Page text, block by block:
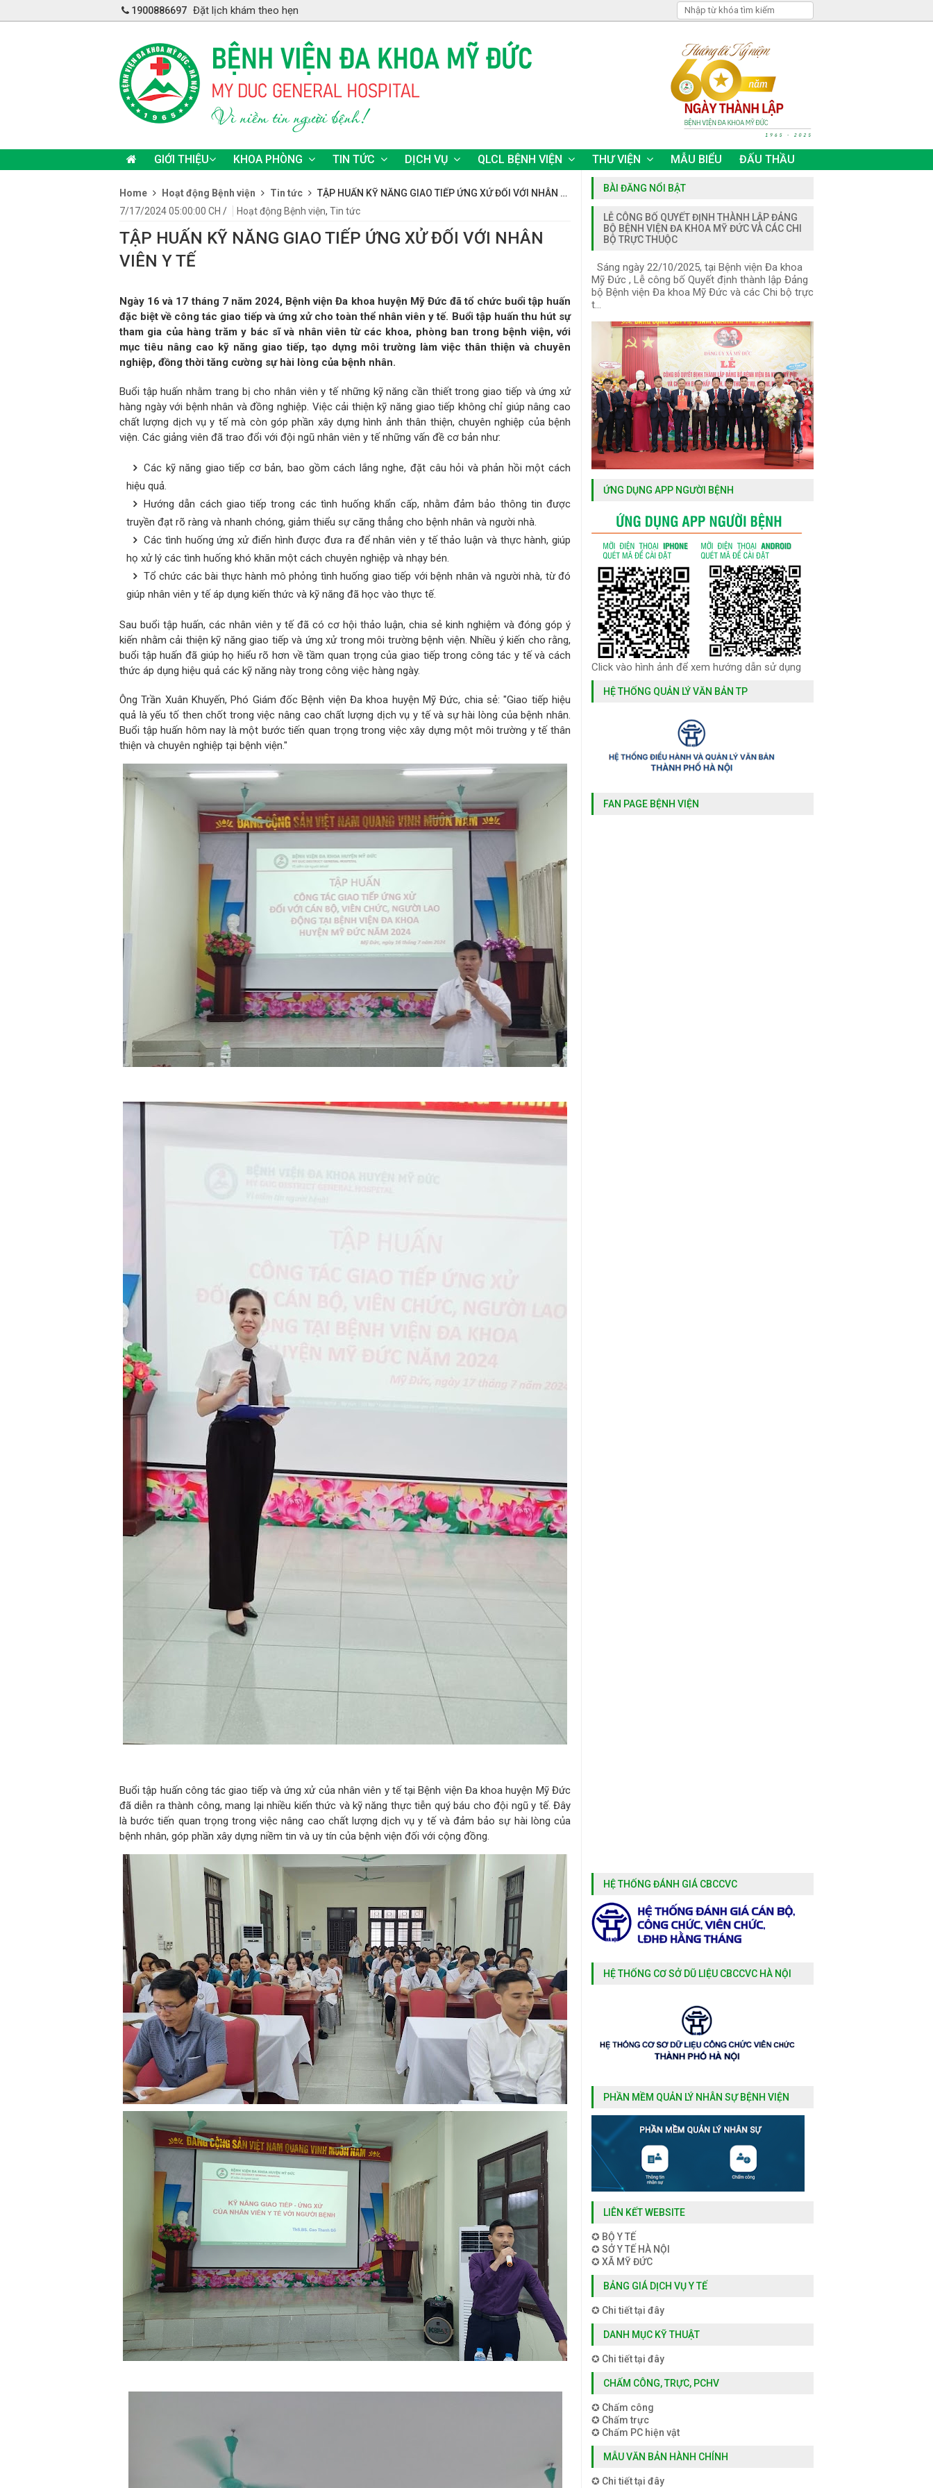
1900886697 Đặt lịch khám theo hẹn
GIỚI THIỆU KHOA PHÒNG TIN TỨC DỊCH VỤ QLCL BỆNH VIỆN THƯ VIỆN MẪU BIỂU ĐẤU THẦU
Home Hoạt động Bệnh viện Tin tức
TẬP HUẤN KỸ NĂNG GIAO TIẾP ỨNG XỬ ĐỐI VỚI NHÂN VIÊN Y TẾ
7/17/2024 05:00:00 CH / Hoạt động Bệnh viện, Tin tức
TẬP HUẤN KỸ NĂNG GIAO TIẾP ỨNG XỬ ĐỐI VỚI NHÂN
VIÊN Y TẾ
Ngày 16 và 17 tháng 7 năm 2024, Bệnh viện Đa khoa huyện Mỹ Đức đã tổ chức buổi tập huấn
đặc biệt về công tác giao tiếp và ứng xử cho toàn thể nhân viên y tế. Buổi tập huấn thu hút sự
tham gia của hàng trăm y bác sĩ và nhân viên từ các khoa, phòng ban trong bệnh viện, với
mục tiêu nâng cao kỹ năng giao tiếp, tạo dựng môi trường làm việc thân thiện và chuyên
nghiệp, đồng thời tăng cường sự hài lòng của bệnh nhân.
Buổi tập huấn nhằm trang bị cho nhân viên y tế những kỹ năng cần thiết trong giao tiếp và ứng xử
hàng ngày với bệnh nhân và đồng nghiệp. Việc cải thiện kỹ năng giao tiếp không chỉ giúp nâng cao
chất lượng dịch vụ y tế mà còn góp phần xây dựng hình ảnh thân thiện, chuyên nghiệp của bệnh
viện. Các giảng viên đã trao đổi với đội ngũ nhân viên y tế những vấn đề cơ bản như:
Các kỹ năng giao tiếp cơ bản, bao gồm cách lắng nghe, đặt câu hỏi và phản hồi một cách
hiệu quả.
Hướng dẫn cách giao tiếp trong các tình huống khẩn cấp, nhằm đảm bảo thông tin được
truyền đạt rõ ràng và nhanh chóng, giảm thiểu sự căng thẳng cho bệnh nhân và người nhà.
Các tình huống ứng xử điển hình được đưa ra để nhân viên y tế thảo luận và thực hành, giúp
họ xử lý các tình huống khó khăn một cách chuyên nghiệp và nhạy bén.
Tổ chức các bài thực hành mô phỏng tình huống giao tiếp với bệnh nhân và người nhà, từ đó
giúp nhân viên y tế áp dụng kiến thức và kỹ năng đã học vào thực tế.
Sau buổi tập huấn, các nhân viên y tế đã có cơ hội thảo luận, chia sẻ kinh nghiệm và đóng góp ý
kiến nhằm cải thiện kỹ năng giao tiếp và ứng xử trong môi trường bệnh viện. Nhiều ý kiến cho rằng,
buổi tập huấn đã giúp họ hiểu rõ hơn về tầm quan trọng của giao tiếp trong công tác y tế và cách
thức áp dụng hiệu quả các kỹ năng này trong công việc hàng ngày.
Ông Trần Xuân Khuyến, Phó Giám đốc Bệnh viện Đa khoa huyện Mỹ Đức, chia sẻ: "Giao tiếp hiệu
quả là yếu tố then chốt trong việc nâng cao chất lượng dịch vụ y tế và sự hài lòng của bệnh nhân.
Buổi tập huấn hôm nay là một bước tiến quan trọng trong việc xây dựng một môi trường y tế thân
thiện và chuyên nghiệp tại bệnh viện."
Buổi tập huấn công tác giao tiếp và ứng xử của nhân viên y tế tại Bệnh viện Đa khoa huyện Mỹ Đức
đã diễn ra thành công, mang lại nhiều kiến thức và kỹ năng thực tiễn quý báu cho đội ngũ y tế. Đây
là bước tiến quan trọng trong việc nâng cao chất lượng dịch vụ y tế và đảm bảo sự hài lòng của
bệnh nhân, góp phần xây dựng niềm tin và uy tín của bệnh viện đối với cộng đồng.
BÀI ĐĂNG NỔI BẬT
LỄ CÔNG BỐ QUYẾT ĐỊNH THÀNH LẬP ĐẢNG
BỘ BỆNH VIỆN ĐA KHOA MỸ ĐỨC VÀ CÁC CHI
BỘ TRỰC THUỘC
Sáng ngày 22/10/2025, tại Bệnh viện Đa khoa
Mỹ Đức , Lễ công bố Quyết định thành lập Đảng
bộ Bệnh viện Đa khoa Mỹ Đức và các Chi bộ trực
t...
ỨNG DỤNG APP NGƯỜI BỆNH
Click vào hình ảnh để xem hướng dẫn sử dụng
HỆ THỐNG QUẢN LÝ VĂN BẢN TP
FAN PAGE BỆNH VIỆN
HỆ THỐNG ĐÁNH GIÁ CBCCVC
HỆ THỐNG CƠ SỞ DŨ LIỆU CBCCVC HÀ NỘI
PHẦN MỀM QUẢN LÝ NHÂN SỰ BỆNH VIỆN
LIÊN KẾT WEBSITE
✪ BỘ Y TẾ
✪ SỞ Y TẾ HÀ NỘI
✪ XÃ MỸ ĐỨC
BẢNG GIÁ DỊCH VỤ Y TẾ
✪ Chi tiết tại đây
DANH MỤC KỸ THUẬT
✪ Chi tiết tại đây
CHẤM CÔNG, TRỰC, PCHV
✪ Chấm công
✪ Chấm trực
✪ Chấm PC hiện vật
MẪU VĂN BẢN HÀNH CHÍNH
✪ Chi tiết tại đây